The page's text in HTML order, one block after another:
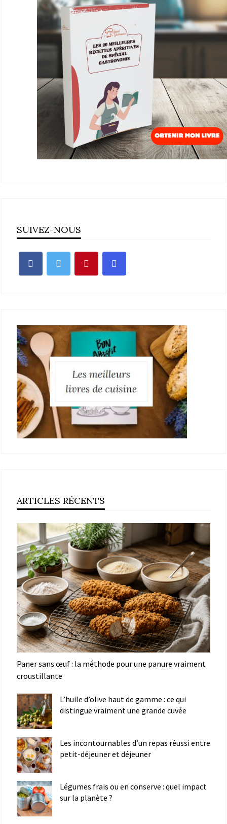
SUIVEZ-NOUS
ARTICLES RÉCENTS
Paner sans œuf : la méthode pour une panure vraiment
croustillante
L’huile d’olive haut de gamme : ce qui
distingue vraiment une grande cuvée
Les incontournables d’un repas réussi entre
petit-déjeuner et déjeuner
Légumes frais ou en conserve : quel impact
sur la planète ?